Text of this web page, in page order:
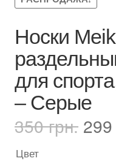
Контакты
Отзывы
Носки
для
– Серые
350грн. 299
Цвет